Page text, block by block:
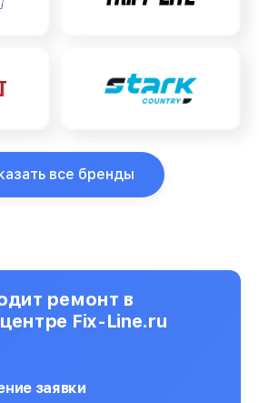
все бренды
ремонт в
Fix-Line.ru
заявки